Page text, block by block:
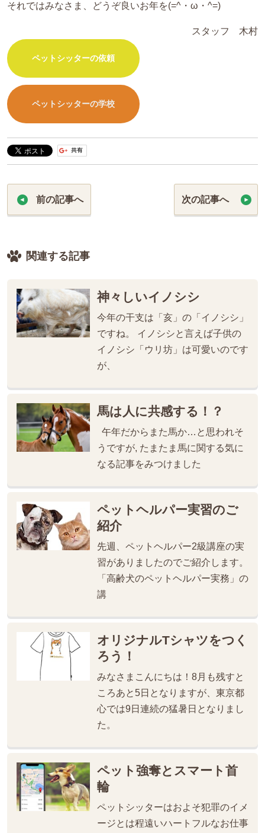
それではみなさま、どうぞ良いお年を(=^・ω・^=)
スタッフ 木村
ペットシッターの依頼
ペットシッターの学校
前の記事へ 次の記事へ
関連する記事
神々しいイノシシ
今年の干支は「亥」の「イノシシ」
ですね。 イノシシと言えば子供の
イノシシ「ウリ坊」は可愛いのです
が、
馬は人に共感する！？
午年だからまた馬か…と思われそ
うですが, たまたま馬に関する気に
なる記事をみつけました
ペットヘルパー実習のご
紹介
先週、ペットヘルパー2級講座の実
習がありましたのでご紹介します。
「高齢犬のペットヘルパー実務」の
講
オリジナルTシャツをつく
ろう！
みなさまこんにちは！8月も残すと
ころあと5日となりますが、東京都
心では9日連続の猛暑日となりまし
た。
ペット強奪とスマート首
輪
ペットシッターはおよそ犯罪のイメ
ージとは程遠いハートフルなお仕事